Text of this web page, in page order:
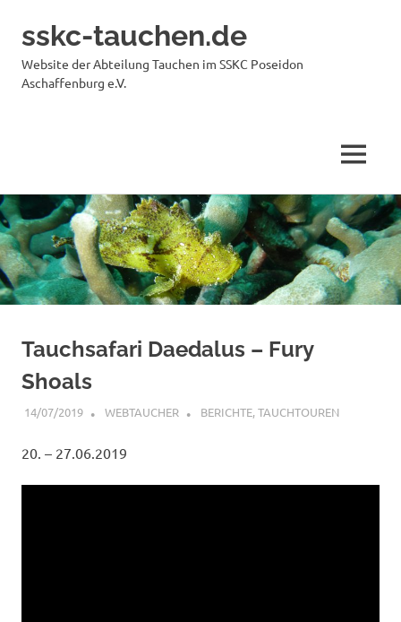
Zum
Inhalt
springen
sskc-tauchen.de
Website der Abteilung Tauchen im SSKC Poseidon
Aschaffenburg e.V.
MENÜ
Tauchsafari Daedalus – Fury
Shoals
14/07/2019 WEBTAUCHER BERICHTE,TAUCHTOUREN
20. – 27.06.2019